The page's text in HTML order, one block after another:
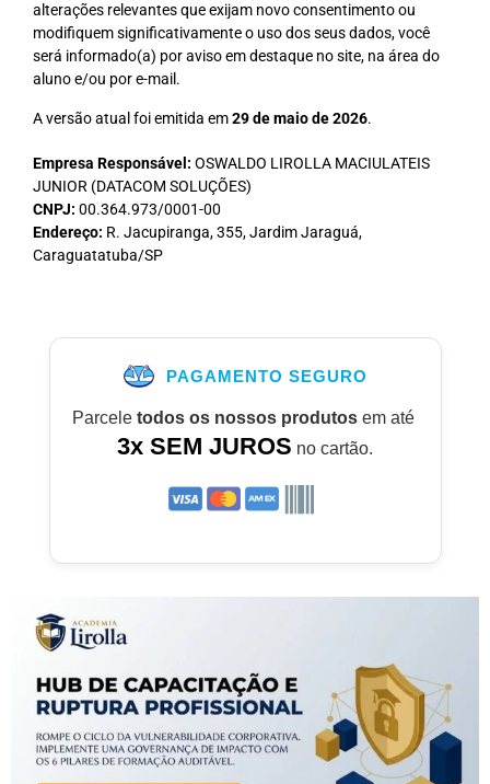
alterações relevantes que exijam novo consentimento ou
modifiquem significativamente o uso dos seus dados, você
será informado(a) por aviso em destaque no site, na área do
aluno e/ou por e-mail.
A versão atual foi emitida em29 de maio de 2026.
Empresa Responsável: OSWALDO LIROLLA MACIULATEIS
JUNIOR (DATACOM SOLUÇÕES)
CNPJ: 00.364.973/0001-00
Endereço: R. Jacupiranga, 355, Jardim Jaraguá,
Caraguatatuba/SP
PAGAMENTO SEGURO
Parcele todos os nossos produtosem até
3x SEM JUROS no cartão.